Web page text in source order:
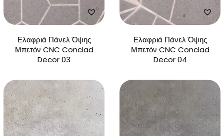
Ελαφριά Πάνελ Όψης
Μπετόν CNC Conclad
Decor 03
Ελαφριά Πάνελ Όψης
Μπετόν CNC Conclad
Decor 04